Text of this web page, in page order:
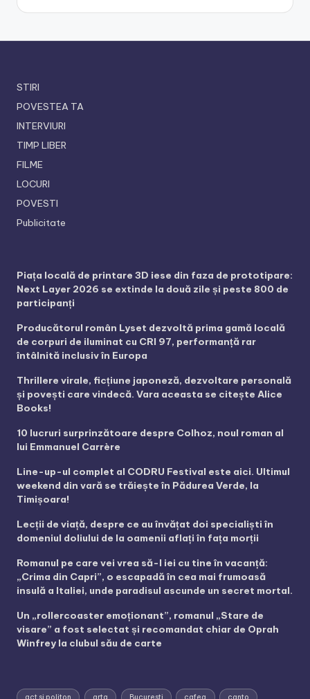
STIRI
POVESTEA TA
INTERVIURI
TIMP LIBER
FILME
LOCURI
POVESTI
Publicitate
Piața locală de printare 3D iese din faza de prototipare:
Next Layer 2026 se extinde la două zile și peste 800 de
participanți
Producătorul român Lyset dezvoltă prima gamă locală
de corpuri de iluminat cu CRI 97, performanță rar
întâlnită inclusiv în Europa
Thrillere virale, ficțiune japoneză, dezvoltare personală
și povești care vindecă. Vara aceasta se citește Alice
Books!
10 lucruri surprinzătoare despre Colhoz, noul roman al
lui Emmanuel Carrère
Line-up-ul complet al CODRU Festival este aici. Ultimul
weekend din vară se trăiește în Pădurea Verde, la
Timișoara!
Lecții de viață, despre ce au învățat doi specialiști în
domeniul doliului de la oamenii aflați în fața morții
Romanul pe care vei vrea să-l iei cu tine în vacanță:
„Crima din Capri”, o escapadă în cea mai frumoasă
insulă a Italiei, unde paradisul ascunde un secret mortal.
Un „rollercoaster emoționant”, romanul „Stare de
visare” a fost selectat și recomandat chiar de Oprah
Winfrey la clubul său de carte
act si politon arta Bucuresti cafea canto